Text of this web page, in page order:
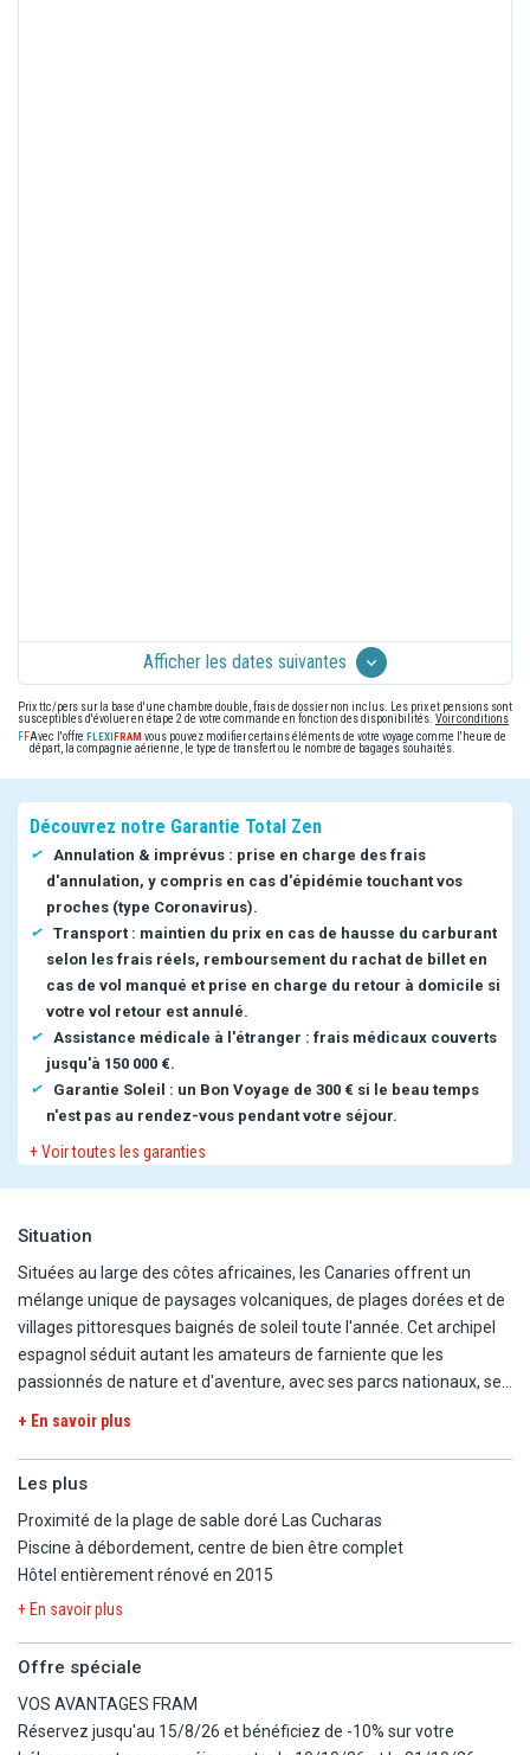
Afficher les dates suivantes
Prix ttc/pers sur la base d'une chambre double, frais de dossier non inclus. Les prix et pensions sont
susceptibles d'évoluer en étape 2 de votre commande en fonction des disponibilités. Voir conditions
Avec l'offre
vous pouvez modifier certains éléments de votre voyage comme l'heure de
départ, la compagnie aérienne, le type de transfert ou le nombre de bagages souhaités.
Découvrez notre Garantie Total Zen
Annulation & imprévus : prise en charge des frais
d'annulation, y compris en cas d'épidémie touchant vos
proches (type Coronavirus).
Transport : maintien du prix en cas de hausse du carburant
selon les frais réels, remboursement du rachat de billet en
cas de vol manqué et prise en charge du retour à domicile si
votre vol retour est annulé.
Assistance médicale à l'étranger : frais médicaux couverts
jusqu'à 150 000 €.
Garantie Soleil : un Bon Voyage de 300 € si le beau temps
n'est pas au rendez-vous pendant votre séjour.
+ Voir toutes les garanties
Situation
Situées au large des côtes africaines, les Canaries offrent un
mélange unique de paysages volcaniques, de plages dorées et de
villages pittoresques baignés de soleil toute l'année. Cet archipel
espagnol séduit autant les amateurs de farniente que les
passionnés de nature et d'aventure, avec ses parcs nationaux, ses
sports nautiques. Chaque île possède son caractère, de
l'animation de Tenerife à la quiétude de La Gomera. Entre
gastronomie locale savoureuse, climat doux et panoramas
spectaculaires, les Canaries sont la destination parfaite pour une
escapade dépaysante en toute saison.
Lanzarote est une île de l'archipel des Canaries. Son climat est
minimum en hiver et 25°C maximum en été. En résumé, il n'y fait
ni trop chaud, ni trop froid et il y pleut très rarement ! Lanzarote
est réputée essentiellement pour ses paysages volcaniques à
+ En savoir plus
Les plus
Proximité de la plage de sable doré Las Cucharas
Piscine à débordement, centre de bien être complet
Hôtel entièrement rénové en 2015
+ En savoir plus
Offre spéciale
VOS AVANTAGES FRAM
Réservez jusqu'au 15/8/26 et bénéficiez de -10% sur votre